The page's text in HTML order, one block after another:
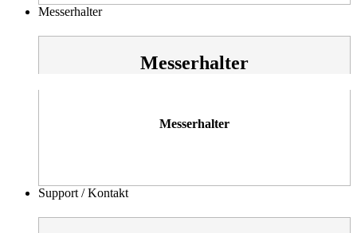
Messerhalter
Messerhalter
Messerhalter
Support / Kontakt